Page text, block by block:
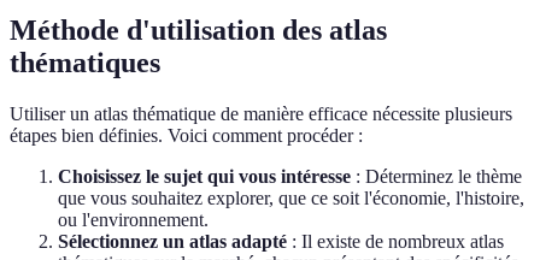
Méthode d'utilisation des atlas
thématiques
Utiliser un atlas thématique de manière efficace nécessite plusieurs
étapes bien définies. Voici comment procéder :
Choisissez le sujet qui vous intéresse : Déterminez le thème
que vous souhaitez explorer, que ce soit l'économie, l'histoire,
ou l'environnement.
Sélectionnez un atlas adapté : Il existe de nombreux atlas